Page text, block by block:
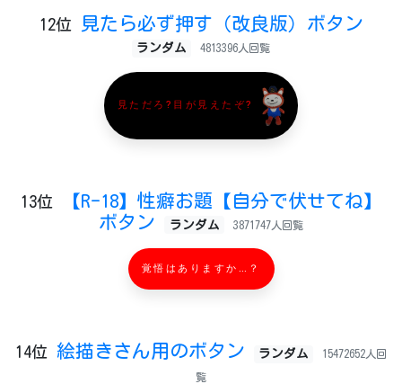
12位 見たら必ず押す（改良版）ボタン
ランダム 4813396人回覧
見ただろ?目が見えたぞ?
13位
【R-18】性癖お題【自分で伏せてね】
ボタン
ランダム 3871747人回覧
覚悟はありますか…？
14位 絵描きさん用のボタン ランダム 15472652人回
覧